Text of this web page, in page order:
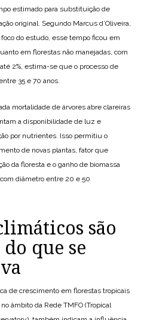
estimado para substituição de
original. Segundo Marcus d’Oliveira,
do estudo, esse tempo ficou em
em florestas não manejadas, com
2%, estima-se que o processo de
35 e 70 anos.
mortalidade de árvores abre clareiras
a disponibilidade de luz e
por nutrientes. Isso permitiu o
de novas plantas, fator que
da floresta e o ganho de biomassa
diâmetro entre 20 e 50
são
que se
de crescimento em florestas tropicais
âmbito da Rede TMFO (Tropical